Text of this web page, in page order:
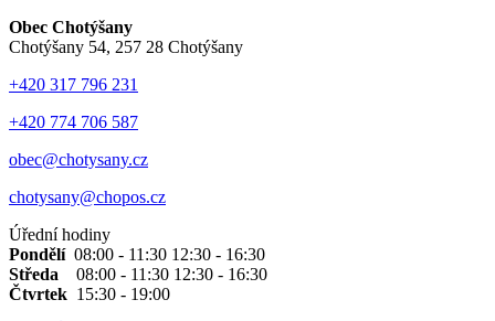
Obec Chotýšany
Chotýšany 54, 257 28 Chotýšany
+420 317 796 231
+420 774 706 587
obec@chotysany.cz
chotysany@chopos.cz
Úřední hodiny
Pondělí 08:00 - 11:30 12:30 - 16:30
Středa 08:00 - 11:30 12:30 - 16:30
Čtvrtek 15:30 - 19:00